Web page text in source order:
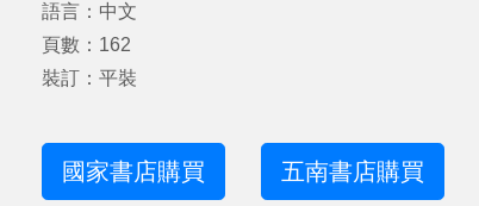
語言：中文
頁數：162
裝訂：平裝
國家書店購買 五南書店購買